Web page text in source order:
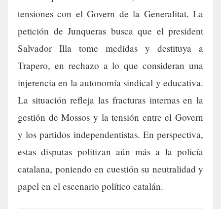
tensiones con el Govern de la Generalitat. La
petición de Junqueras busca que el president
Salvador Illa tome medidas y destituya a
Trapero, en rechazo a lo que consideran una
injerencia en la autonomía sindical y educativa.
La situación refleja las fracturas internas en la
gestión de Mossos y la tensión entre el Govern
y los partidos independentistas. En perspectiva,
estas disputas politizan aún más a la policía
catalana, poniendo en cuestión su neutralidad y
papel en el escenario político catalán.